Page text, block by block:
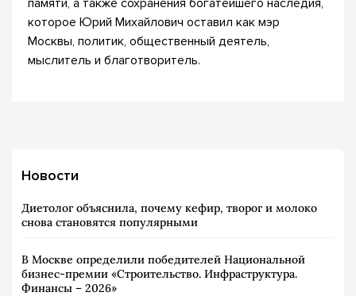
памяти, а также сохранения богатейшего наследия,
которое Юрий Михайлович оставил как мэр
Москвы, политик, общественный деятель,
мыслитель и благотворитель.
Новости
Диетолог объяснила, почему кефир, творог и молоко
снова становятся популярными
В Москве определили победителей Национальной
бизнес-премии «Строительство. Инфраструктура.
Финансы – 2026»